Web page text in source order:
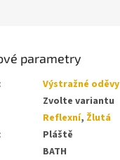
parametry
:
Výstražné oděvy
Zvolte variantu
Reflexní, Žlutá
:
Pláště
BATH